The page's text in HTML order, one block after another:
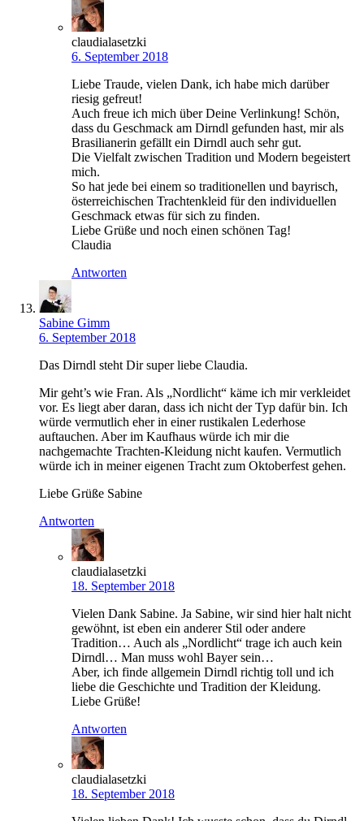
claudialasetzki
6. September 2018
Liebe Traude, vielen Dank, ich habe mich darüber
riesig gefreut!
Auch freue ich mich über Deine Verlinkung! Schön,
dass du Geschmack am Dirndl gefunden hast, mir als
Brasilianerin gefällt ein Dirndl auch sehr gut.
Die Vielfalt zwischen Tradition und Modern begeistert
mich.
So hat jede bei einem so traditionellen und bayrisch,
österreichischen Trachtenkleid für den individuellen
Geschmack etwas für sich zu finden.
Liebe Grüße und noch einen schönen Tag!
Claudia
Antworten
Sabine Gimm
6. September 2018
Das Dirndl steht Dir super liebe Claudia.
Mir geht’s wie Fran. Als „Nordlicht“ käme ich mir verkleidet
vor. Es liegt aber daran, dass ich nicht der Typ dafür bin. Ich
würde vermutlich eher in einer rustikalen Lederhose
auftauchen. Aber im Kaufhaus würde ich mir die
nachgemachte Trachten-Kleidung nicht kaufen. Vermutlich
würde ich in meiner eigenen Tracht zum Oktoberfest gehen.
Liebe Grüße Sabine
Antworten
claudialasetzki
18. September 2018
Vielen Dank Sabine. Ja Sabine, wir sind hier halt nicht
gewöhnt, ist eben ein anderer Stil oder andere
Tradition… Auch als „Nordlicht“ trage ich auch kein
Dirndl… Man muss wohl Bayer sein…
Aber, ich finde allgemein Dirndl richtig toll und ich
liebe die Geschichte und Tradition der Kleidung.
Liebe Grüße!
Antworten
claudialasetzki
18. September 2018